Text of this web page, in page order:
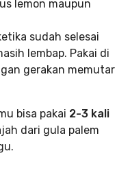
lemon maupun
sudah selesai
lembap. Pakai di
gerakan memutar
bisa pakai 2-3 kali
dari gula palem